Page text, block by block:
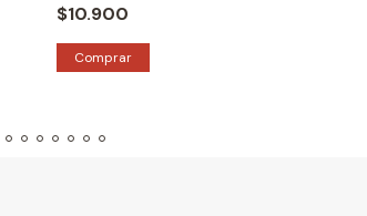
$10.900
Comprar